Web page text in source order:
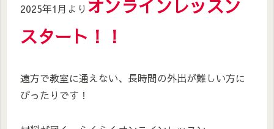
2025年1月より オンラインレッスン
スタート！！
遠方で教室に通えない、長時間の外出が難しい方に
ぴったりです！